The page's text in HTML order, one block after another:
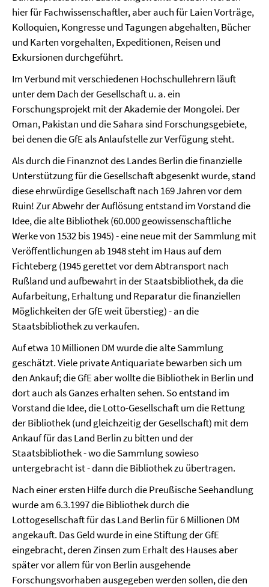
hier für Fachwissenschaftler, aber auch für Laien Vorträge,
Kolloquien, Kongresse und Tagungen abgehalten, Bücher
und Karten vorgehalten, Expeditionen, Reisen und
Exkursionen durchgeführt.
Im Verbund mit verschiedenen Hochschullehrern läuft
unter dem Dach der Gesellschaft u. a. ein
Forschungsprojekt mit der Akademie der Mongolei. Der
Oman, Pakistan und die Sahara sind Forschungsgebiete,
bei denen die GfE als Anlaufstelle zur Verfügung steht.
Als durch die Finanznot des Landes Berlin die finanzielle
Unterstützung für die Gesellschaft abgesenkt wurde, stand
diese ehrwürdige Gesellschaft nach 169 Jahren vor dem
Ruin! Zur Abwehr der Auflösung entstand im Vorstand die
Idee, die alte Bibliothek (60.000 geowissenschaftliche
Werke von 1532 bis 1945) - eine neue mit der Sammlung mit
Veröffentlichungen ab 1948 steht im Haus auf dem
Fichteberg (1945 gerettet vor dem Abtransport nach
Rußland und aufbewahrt in der Staatsbibliothek, da die
Aufarbeitung, Erhaltung und Reparatur die finanziellen
Möglichkeiten der GfE weit überstieg) - an die
Staatsbibliothek zu verkaufen.
Auf etwa 10 Millionen DM wurde die alte Sammlung
geschätzt. Viele private Antiquariate bewarben sich um
den Ankauf; die GfE aber wollte die Bibliothek in Berlin und
dort auch als Ganzes erhalten sehen. So entstand im
Vorstand die Idee, die Lotto-Gesellschaft um die Rettung
der Bibliothek (und gleichzeitig der Gesellschaft) mit dem
Ankauf für das Land Berlin zu bitten und der
Staatsbibliothek - wo die Sammlung sowieso
untergebracht ist - dann die Bibliothek zu übertragen.
Nach einer ersten Hilfe durch die Preußische Seehandlung
wurde am 6.3.1997 die Bibliothek durch die
Lottogesellschaft für das Land Berlin für 6 Millionen DM
angekauft. Das Geld wurde in eine Stiftung der GfE
eingebracht, deren Zinsen zum Erhalt des Hauses aber
später vor allem für von Berlin ausgehende
Forschungsvorhaben ausgegeben werden sollen, die den